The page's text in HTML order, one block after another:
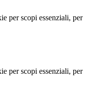
per scopi essenziali, per
per scopi essenziali, per